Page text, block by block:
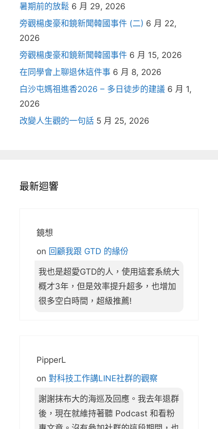
暑期前的放鬆 6 月 29, 2026
旁觀楊虔豪和鏡新聞韓國事件 (二) 6 月 22,
2026
旁觀楊虔豪和鏡新聞韓國事件 6 月 15, 2026
在同學會上聊退休這件事 6 月 8, 2026
白沙屯媽祖進香2026 – 多日徒步的建議 6 月 1,
2026
改變人生觀的一句話 5 月 25, 2026
最新迴響
鏡想
on 回顧我跟 GTD 的緣份
我也是超愛GTD的人，使用這套系統大
概才3年，但是效率提升超多，也增加
很多空白時間，超級推薦!
PipperL
on 對科技工作講LINE社群的觀察
謝謝抹布大的海巡及回應。我去年退群
後，現在就維持著聽 Podcast 和看粉